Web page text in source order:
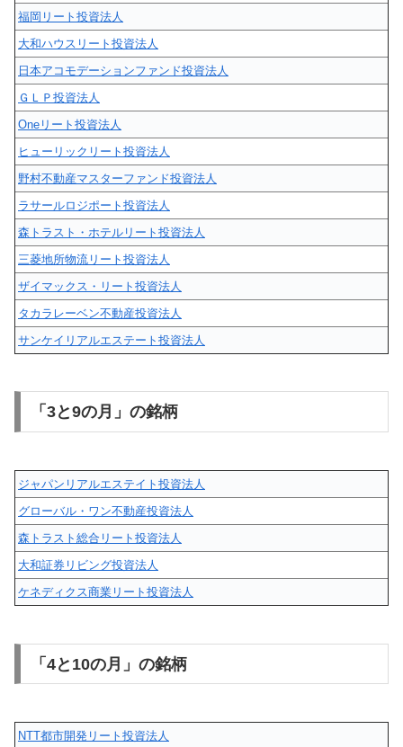
福岡リート投資法人
大和ハウスリート投資法人
日本アコモデーションファンド投資法人
ＧＬＰ投資法人
Oneリート投資法人
ヒューリックリート投資法人
野村不動産マスターファンド投資法人
ラサールロジポート投資法人
森トラスト・ホテルリート投資法人
三菱地所物流リート投資法人
ザイマックス・リート投資法人
タカラレーベン不動産投資法人
サンケイリアルエステート投資法人
「3と9の月」の銘柄
ジャパンリアルエステイト投資法人
グローバル・ワン不動産投資法人
森トラスト総合リート投資法人
大和証券リビング投資法人
ケネディクス商業リート投資法人
「4と10の月」の銘柄
NTT都市開発リート投資法人